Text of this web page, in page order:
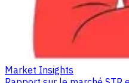
Market Insights